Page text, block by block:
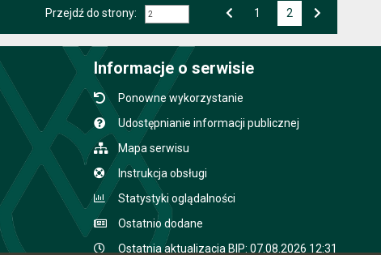
Przejdź do strony: 1 2
Informacje o serwisie
Ponowne wykorzystanie
Udostępnianie informacji publicznej
Mapa serwisu
Instrukcja obsługi
Statystyki oglądalności
Ostatnio dodane
Ostatnia aktualizacja BIP: 07.08.2026 12:31